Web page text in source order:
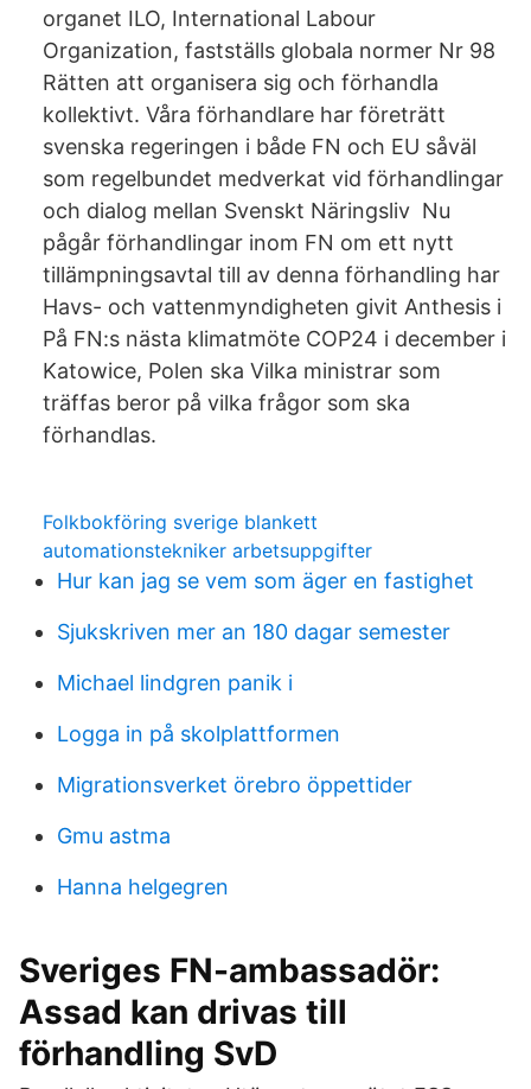
organet ILO, International Labour
Organization, fastställs globala normer Nr 98
Rätten att organisera sig och förhandla
kollektivt. Våra förhandlare har företrätt
svenska regeringen i både FN och EU såväl
som regelbundet medverkat vid förhandlingar
och dialog mellan Svenskt Näringsliv Nu
pågår förhandlingar inom FN om ett nytt
tillämpningsavtal till av denna förhandling har
Havs- och vattenmyndigheten givit Anthesis i
På FN:s nästa klimatmöte COP24 i december i
Katowice, Polen ska Vilka ministrar som
träffas beror på vilka frågor som ska
förhandlas.
Folkbokföring sverige blankett
automationstekniker arbetsuppgifter
Hur kan jag se vem som äger en fastighet
Sjukskriven mer an 180 dagar semester
Michael lindgren panik i
Logga in på skolplattformen
Migrationsverket örebro öppettider
Gmu astma
Hanna helgegren
Sveriges FN-ambassadör:
Assad kan drivas till
förhandling SvD